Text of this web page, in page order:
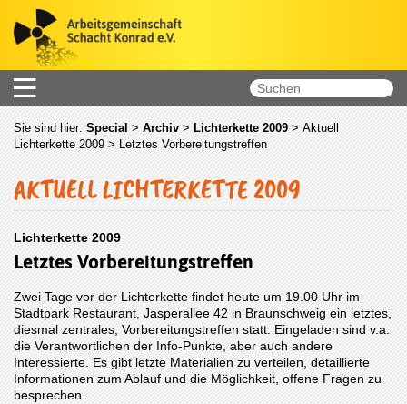
Sie sind hier: Special > Archiv > Lichterkette 2009 > Aktuell
Lichterkette 2009 > Letztes Vorbereitungstreffen
AKTUELL LICHTERKETTE 2009
Lichterkette 2009
Letztes Vorbereitungstreffen
Zwei Tage vor der Lichterkette findet heute um 19.00 Uhr im
Stadtpark Restaurant, Jasperallee 42 in Braunschweig ein letztes,
diesmal zentrales, Vorbereitungstreffen statt. Eingeladen sind v.a.
die Verantwortlichen der Info-Punkte, aber auch andere
Interessierte. Es gibt letzte Materialien zu verteilen, detaillierte
Informationen zum Ablauf und die Möglichkeit, offene Fragen zu
besprechen.